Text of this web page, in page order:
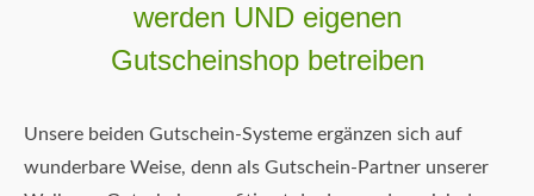
werden UND eigenen
Gutscheinshop betreiben
Unsere beiden Gutschein-Systeme ergänzen sich auf
wunderbare Weise, denn als Gutschein-Partner unserer